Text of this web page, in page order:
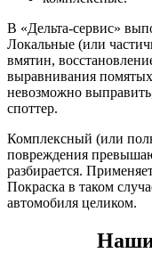
В «Дельта-сервис»
Локальные (или
вмятин,
выравнивания помятых
невозможно
споттер.
Комплексный (или
повреждения
разбирается.
Покраска в таком
автомобиля целиком.
Наши